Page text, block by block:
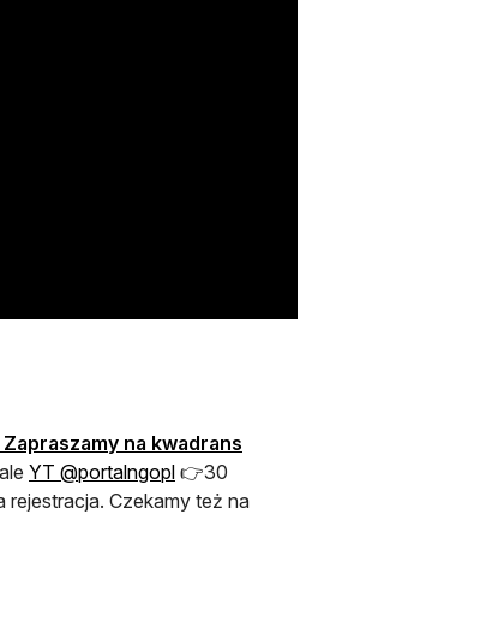
na kwadrans
nowej karcie
YT @portalngoplotwiera się w nowej karcie
👉30
Czekamy też na